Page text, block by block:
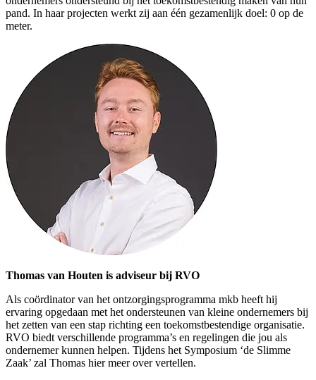
pand. In haar projecten werkt zij aan één gezamenlijk doel: 0 op de
meter.
Thomas van Houten is adviseur bij RVO
Als coördinator van het ontzorgingsprogramma mkb heeft hij
ervaring opgedaan met het ondersteunen van kleine ondernemers bij
het zetten van een stap richting een toekomstbestendige organisatie.
RVO biedt verschillende programma’s en regelingen die jou als
ondernemer kunnen helpen. Tijdens het Symposium ‘de Slimme
Zaak’ zal Thomas hier meer over vertellen.